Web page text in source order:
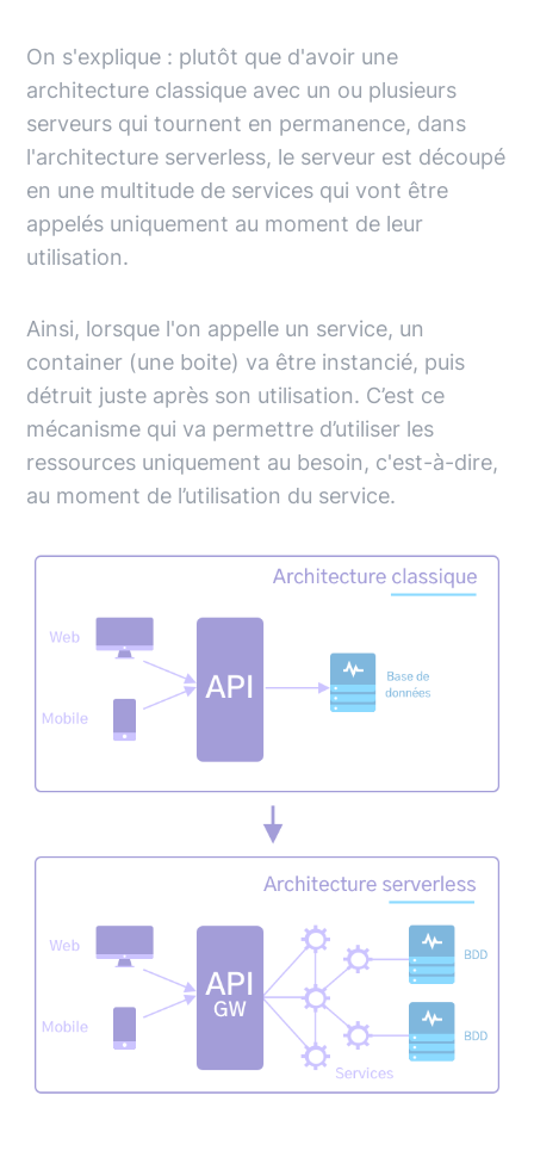
On s'explique : plutôt que d'avoir une
architecture classique avec un ou plusieurs
serveurs qui tournent en permanence, dans
l'architecture serverless, le serveur est découpé
en une multitude de services qui vont être
appelés uniquement au moment de leur
utilisation.
Ainsi, lorsque l'on appelle un service, un
container (une boite) va être instancié, puis
détruit juste après son utilisation. C’est ce
mécanisme qui va permettre d’utiliser les
ressources uniquement au besoin, c'est-à-dire,
au moment de l’utilisation du service.